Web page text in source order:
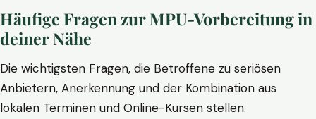
Häufige Fragen zur MPU-Vorbereitung in
deiner Nähe
Die wichtigsten Fragen, die Betroffene zu seriösen
Anbietern, Anerkennung und der Kombination aus
lokalen Terminen und Online-Kursen stellen.